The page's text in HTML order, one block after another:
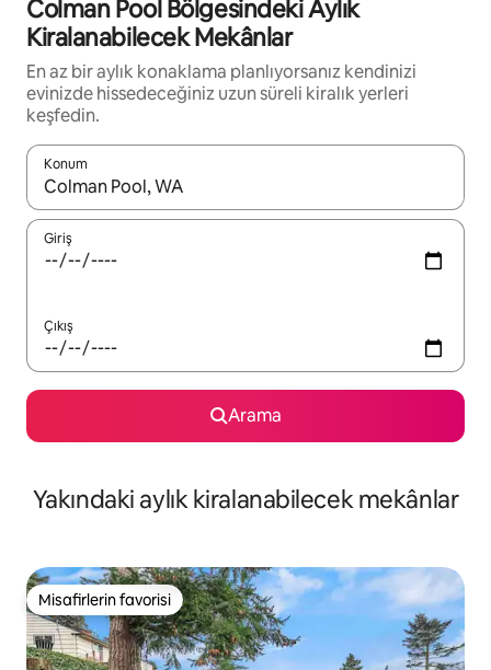
Colman Pool Bölgesindeki Aylık
Kiralanabilecek Mekânlar
En az bir aylık konaklama planlıyorsanız kendinizi
evinizde hissedeceğiniz uzun süreli kiralık yerleri
keşfedin.
Konum
Sonuçlar kullanılabilir olduğunda yukarı ve aşağı oklarıyla
Giriş
Çıkış
Arama
Yakındaki aylık kiralanabilecek mekânlar
Misafirlerin favorisi
Misafirlerin favorisi